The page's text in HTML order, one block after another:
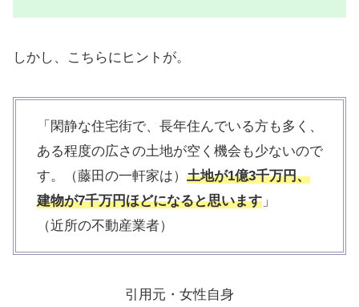
しかし、こちらにヒントが。
「閑静な住宅街で、長年住んでいる方も多く、
ある程度の広さの土地が空く機会も少ないので
す。（藤田の一軒家は） 土地が1億3千万円、
建物が7千万円ほどになると思います」
（近所の不動産業者）
引用元・女性自身